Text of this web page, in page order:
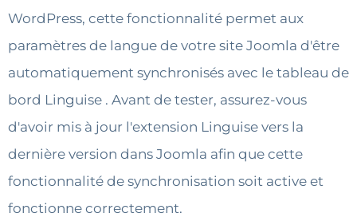
WordPress, cette fonctionnalité permet aux
paramètres de langue de votre site Joomla d'être
automatiquement synchronisés avec le tableau de
bord Linguise . Avant de tester, assurez-vous
d'avoir mis à jour l'extension Linguise vers la
dernière version dans Joomla afin que cette
fonctionnalité de synchronisation soit active et
fonctionne correctement.